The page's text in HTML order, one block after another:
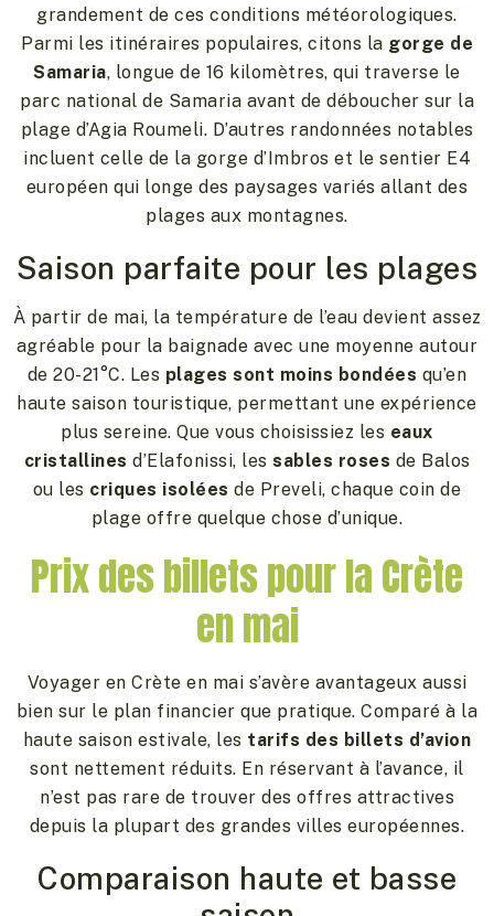
grandement de ces conditions météorologiques.
Parmi les itinéraires populaires, citons la gorge de
Samaria, longue de 16 kilomètres, qui traverse le
parc national de Samaria avant de déboucher sur la
plage d’Agia Roumeli. D’autres randonnées notables
incluent celle de la gorge d’Imbros et le sentier E4
européen qui longe des paysages variés allant des
plages aux montagnes.
Saison parfaite pour les plages
À partir de mai, la température de l’eau devient assez
agréable pour la baignade avec une moyenne autour
de 20-21°C. Les plages sont moins bondées qu’en
haute saison touristique, permettant une expérience
plus sereine. Que vous choisissiez les eaux
cristallines d’Elafonissi, les sables roses de Balos
ou les criques isolées de Preveli, chaque coin de
plage offre quelque chose d’unique.
Prix des billets pour la Crète
en mai
Voyager en Crète en mai s’avère avantageux aussi
bien sur le plan financier que pratique. Comparé à la
haute saison estivale, les tarifs des billets d’avion
sont nettement réduits. En réservant à l’avance, il
n’est pas rare de trouver des offres attractives
depuis la plupart des grandes villes européennes.
Comparaison haute et basse